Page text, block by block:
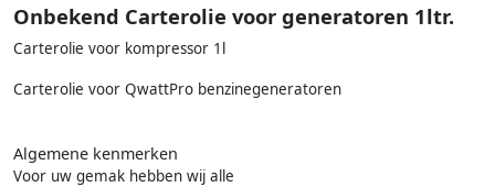
Onbekend Carterolie voor generatoren 1ltr.
Carterolie voor kompressor 1l
Carterolie voor QwattPro benzinegeneratoren
Algemene kenmerken
Voor uw gemak hebben wij alle